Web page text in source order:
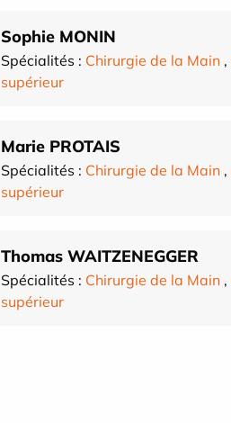
Sophie MONIN
Spécialités : Chirurgie de la Main ,
supérieur
Marie PROTAIS
Spécialités : Chirurgie de la Main ,
supérieur
Thomas WAITZENEGGER
Spécialités : Chirurgie de la Main ,
supérieur